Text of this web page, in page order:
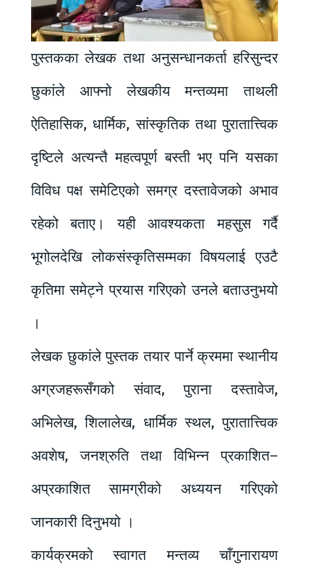
पुस्तकका लेखक तथा अनुसन्धानकर्ता हरिसुन्दर
छुकांले आफ्नो लेखकीय मन्तव्यमा ताथली
ऐतिहासिक, धार्मिक, सांस्कृतिक तथा पुरातात्त्विक
दृष्टिले अत्यन्तै महत्वपूर्ण बस्ती भए पनि यसका
विविध पक्ष समेटिएको समग्र दस्तावेजको अभाव
रहेको बताए। यही आवश्यकता महसुस गर्दै
भूगोलदेखि लोकसंस्कृतिसम्मका विषयलाई एउटै
कृतिमा समेट्ने प्रयास गरिएको उनले बताउनुभयो
।
लेखक छुकांले पुस्तक तयार पार्ने क्रममा स्थानीय
अग्रजहरूसँगको संवाद, पुराना दस्तावेज,
अभिलेख, शिलालेख, धार्मिक स्थल, पुरातात्त्विक
अवशेष, जनश्रुति तथा विभिन्न प्रकाशित–
अप्रकाशित सामग्रीको अध्ययन गरिएको
जानकारी दिनुभयो ।
कार्यक्रमको स्वागत मन्तव्य चाँगुनारायण